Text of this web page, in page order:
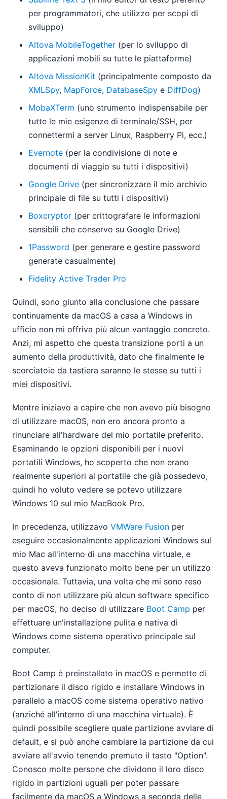
per programmatori, che utilizzo per scopi di
sviluppo)
Altova MobileTogether (per lo sviluppo di
applicazioni mobili su tutte le piattaforme)
Altova MissionKit (principalmente composto da
XMLSpy, MapForce, DatabaseSpy e DiffDog)
MobaXTerm (uno strumento indispensabile per
tutte le mie esigenze di terminale/SSH, per
connettermi a server Linux, Raspberry Pi, ecc.)
Evernote (per la condivisione di note e
documenti di viaggio su tutti i dispositivi)
Google Drive (per sincronizzare il mio archivio
principale di file su tutti i dispositivi)
Boxcryptor (per crittografare le informazioni
sensibili che conservo su Google Drive)
1Password (per generare e gestire password
generate casualmente)
Fidelity Active Trader Pro
Quindi, sono giunto alla conclusione che passare
continuamente da macOS a casa a Windows in
ufficio non mi offriva più alcun vantaggio concreto.
Anzi, mi aspetto che questa transizione porti a un
aumento della produttività, dato che finalmente le
scorciatoie da tastiera saranno le stesse su tutti i
miei dispositivi.
Mentre iniziavo a capire che non avevo più bisogno
di utilizzare macOS, non ero ancora pronto a
rinunciare all'hardware del mio portatile preferito.
Esaminando le opzioni disponibili per i nuovi
portatili Windows, ho scoperto che non erano
realmente superiori al portatile che già possedevo,
quindi ho voluto vedere se potevo utilizzare
Windows 10 sul mio MacBook Pro.
In precedenza, utilizzavo VMWare Fusion per
eseguire occasionalmente applicazioni Windows sul
mio Mac all'interno di una macchina virtuale, e
questo aveva funzionato molto bene per un utilizzo
occasionale. Tuttavia, una volta che mi sono reso
conto di non utilizzare più alcun software specifico
per macOS, ho deciso di utilizzare Boot Camp per
effettuare un'installazione pulita e nativa di
Windows come sistema operativo principale sul
computer.
Boot Camp è preinstallato in macOS e permette di
partizionare il disco rigido e installare Windows in
parallelo a macOS come sistema operativo nativo
(anziché all'interno di una macchina virtuale). È
quindi possibile scegliere quale partizione avviare di
default, e si può anche cambiare la partizione da cui
avviare all'avvio tenendo premuto il tasto "Option".
Conosco molte persone che dividono il loro disco
rigido in partizioni uguali per poter passare
facilmente da macOS a Windows a seconda delle